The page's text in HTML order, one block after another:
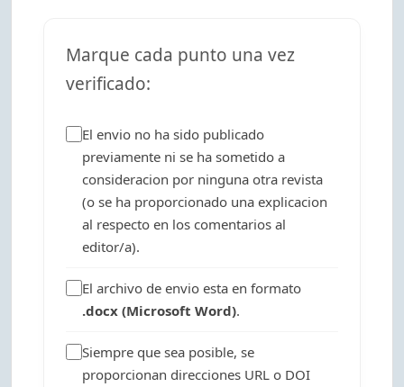
Marque cada punto una vez
verificado:
El envio no ha sido publicado
previamente ni se ha sometido a
consideracion por ninguna otra revista
(o se ha proporcionado una explicacion
al respecto en los comentarios al
editor/a).
El archivo de envio esta en formato
.docx (Microsoft Word).
Siempre que sea posible, se
proporcionan direcciones URL o DOI